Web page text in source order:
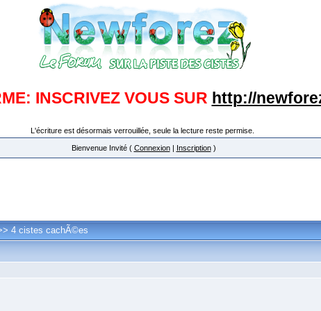
INSCRIVEZ VOUS SUR http://
L'écriture est désormais verrouillée, seule la lecture reste permise.
Bienvenue Invité ( Connexion| Inscription)
4 cistes cachÃ©es